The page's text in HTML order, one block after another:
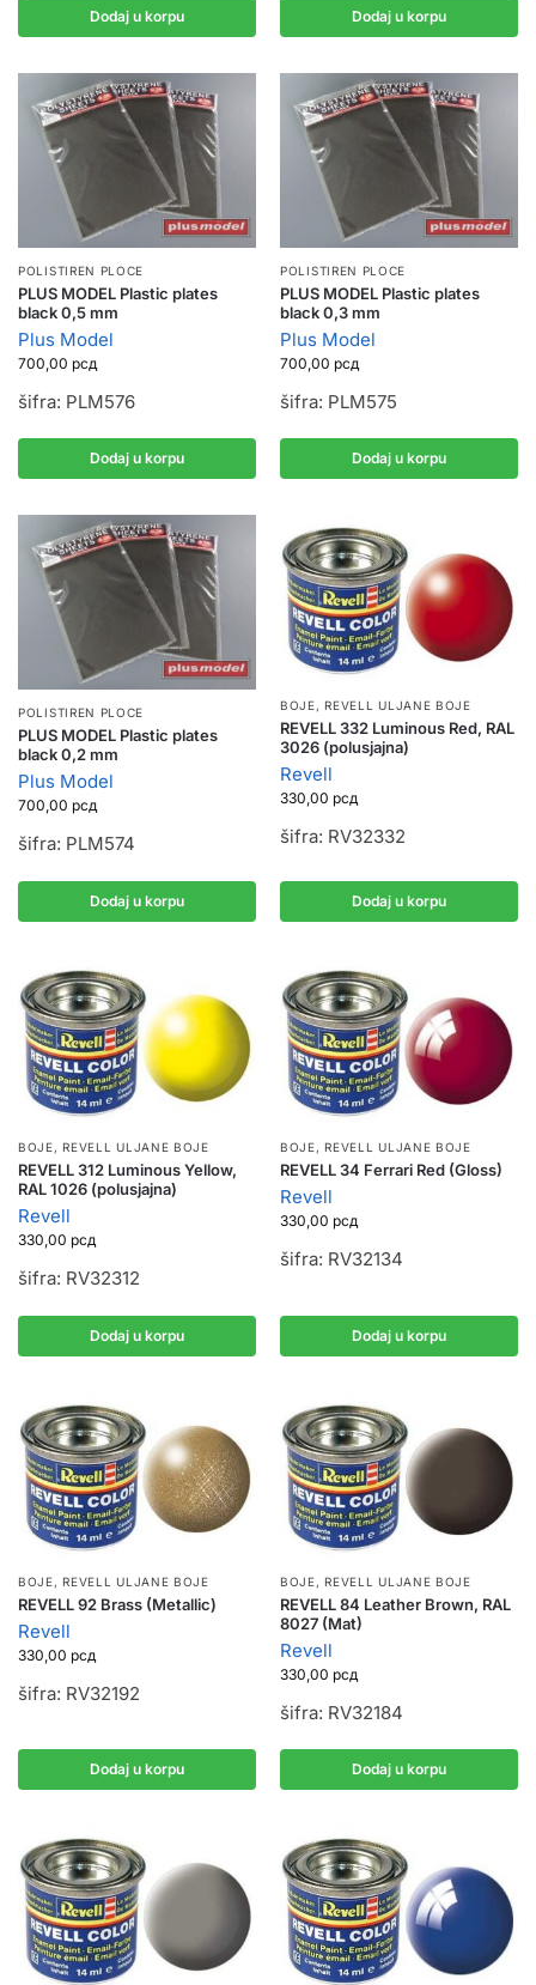
Dodaj u korpu Dodaj u korpu
POLISTIREN PLOCE
PLUS MODEL Plastic plates
black 0,5 mm
Plus Model
700,00 рсд
šifra: PLM576
Dodaj u korpu
POLISTIREN PLOCE
PLUS MODEL Plastic plates
black 0,3 mm
Plus Model
700,00 рсд
šifra: PLM575
Dodaj u korpu
POLISTIREN PLOCE
PLUS MODEL Plastic plates
black 0,2 mm
Plus Model
700,00 рсд
šifra: PLM574
Dodaj u korpu
BOJE,REVELL ULJANE BOJE
REVELL 332 Luminous Red, RAL
3026 (polusjajna)
Revell
330,00 рсд
šifra: RV32332
Dodaj u korpu
BOJE,REVELL ULJANE BOJE
REVELL 312 Luminous Yellow,
RAL 1026 (polusjajna)
Revell
330,00 рсд
šifra: RV32312
Dodaj u korpu
BOJE,REVELL ULJANE BOJE
REVELL 34 Ferrari Red (Gloss)
Revell
330,00 рсд
šifra: RV32134
Dodaj u korpu
BOJE,REVELL ULJANE BOJE
REVELL 92 Brass (Metallic)
Revell
330,00 рсд
šifra: RV32192
Dodaj u korpu
BOJE,REVELL ULJANE BOJE
REVELL 84 Leather Brown, RAL
8027 (Mat)
Revell
330,00 рсд
šifra: RV32184
Dodaj u korpu